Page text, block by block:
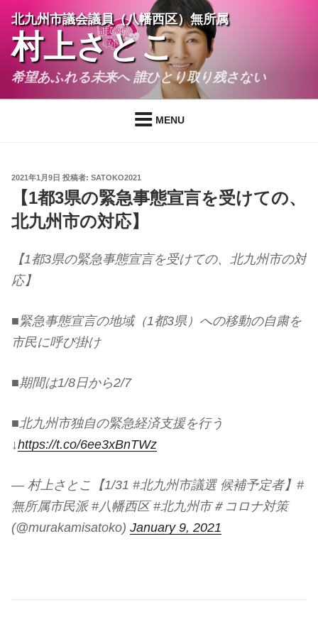
へ
北九州市議会議員（八幡西区）無所属
村上さとこ
希望あふれる未来へ 誰ひとり取り残さない
MENU
投
2021年1月9日 投稿者: SATOKO2021
【1都3県の緊急事態宣言を受けての、
北九州市の対応】
【1都3県の緊急事態宣言を受けての、北九州市の対
応】
■緊急事態宣言の地域（1都3県）への移動の自粛を
市民に呼び掛け
■期間は1/8日から2/7
■北九州市独自の緊急経済支援を行う
↓https://t.co/6ee3xBnTWz
— 村上さとこ【1/31 #北九州市議選 候補予定者】#
無所属市民派 #八幡西区 #北九州市＃コロナ対策
(@murakamisatoko) January 9, 2021